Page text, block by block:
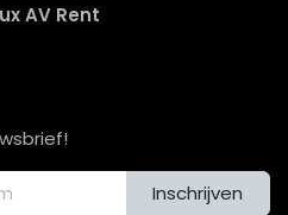
AV Rent
Inschrijven